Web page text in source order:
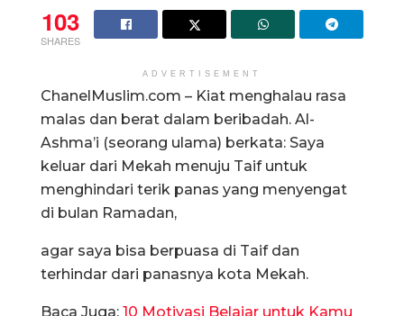
103
SHARES
ADVERTISEMENT
ChanelMuslim.com – Kiat menghalau rasa
malas dan berat dalam beribadah. Al-
Ashma’i (seorang ulama) berkata: Saya
keluar dari Mekah menuju Taif untuk
menghindari terik panas yang menyengat
di bulan Ramadan,
agar saya bisa berpuasa di Taif dan
terhindar dari panasnya kota Mekah.
Baca Juga: 10 Motivasi Belajar untuk Kamu